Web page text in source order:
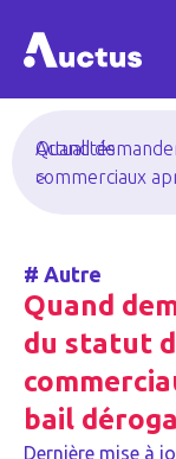
Actualités
>
Quand
commerciaux
# Autre
Quand
du statut
bail
Dernière mise à